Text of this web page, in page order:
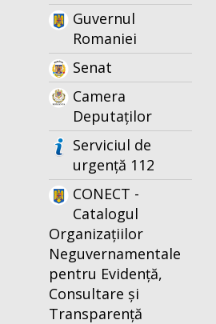
Guvernul
Romaniei
Senat
Camera
Deputaților
Serviciul de
urgență 112
CONECT -
Catalogul
Organizațiilor
Neguvernamentale
pentru Evidență,
Consultare și
Transparență